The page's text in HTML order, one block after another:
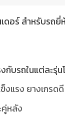
ดอร์ สำหรับรถ
บรถในแต่ละรุ่น
แรง ยางเกรด
หลัง